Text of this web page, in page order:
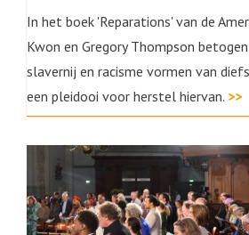
In het boek 'Reparations' van de
Kwon en Gregory Thompson
slavernij en racisme vormen van
een pleidooi voor herstel hiervan. >>